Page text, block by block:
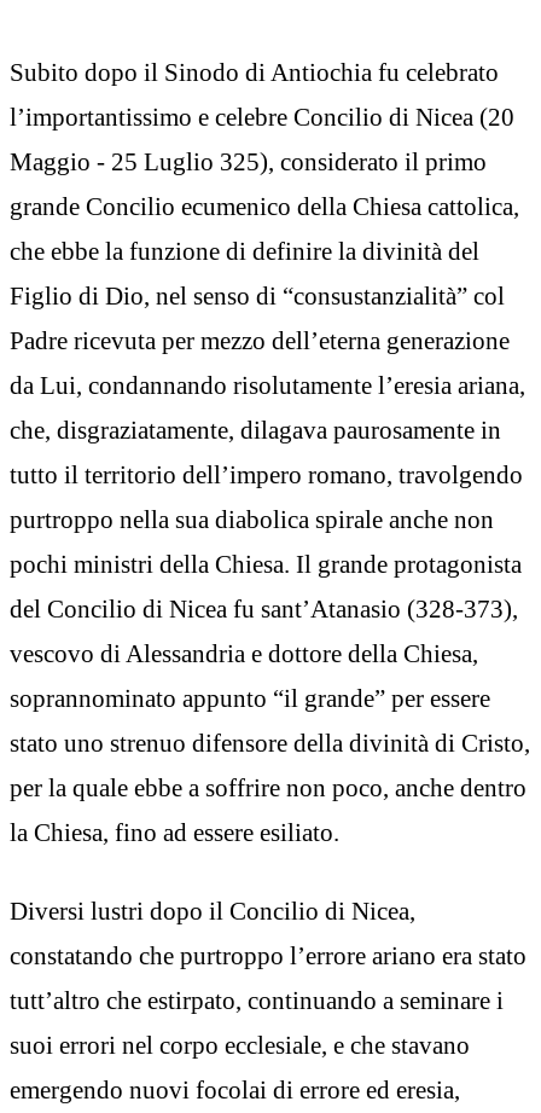
Subito dopo il Sinodo di Antiochia fu celebrato
l’importantissimo e celebre Concilio di Nicea (20
Maggio - 25 Luglio 325), considerato il primo
grande Concilio ecumenico della Chiesa cattolica,
che ebbe la funzione di definire la divinità del
Figlio di Dio, nel senso di “consustanzialità” col
Padre ricevuta per mezzo dell’eterna generazione
da Lui, condannando risolutamente l’eresia ariana,
che, disgraziatamente, dilagava paurosamente in
tutto il territorio dell’impero romano, travolgendo
purtroppo nella sua diabolica spirale anche non
pochi ministri della Chiesa. Il grande protagonista
del Concilio di Nicea fu sant’Atanasio (328-373),
vescovo di Alessandria e dottore della Chiesa,
soprannominato appunto “il grande” per essere
stato uno strenuo difensore della divinità di Cristo,
per la quale ebbe a soffrire non poco, anche dentro
la Chiesa, fino ad essere esiliato.
Diversi lustri dopo il Concilio di Nicea,
constatando che purtroppo l’errore ariano era stato
tutt’altro che estirpato, continuando a seminare i
suoi errori nel corpo ecclesiale, e che stavano
emergendo nuovi focolai di errore ed eresia,